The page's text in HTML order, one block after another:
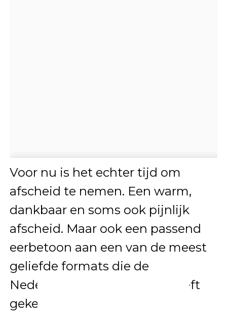
Voor nu is het echter tijd om
afscheid te nemen. Een warm,
dankbaar en soms ook pijnlijk
afscheid. Maar ook een passend
eerbetoon aan een van de meest
geliefde formats die de
Nederlandse televisie ooit heeft
gekend.